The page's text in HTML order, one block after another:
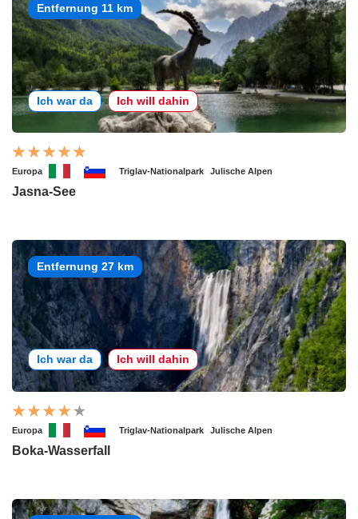
Entfernung 11 km
Ich war da Ich will dahin
Europa Triglav-Nationalpark Julische Alpen
Jasna-See
Entfernung 27 km
Ich war da Ich will dahin
Europa Triglav-Nationalpark Julische Alpen
Boka-Wasserfall